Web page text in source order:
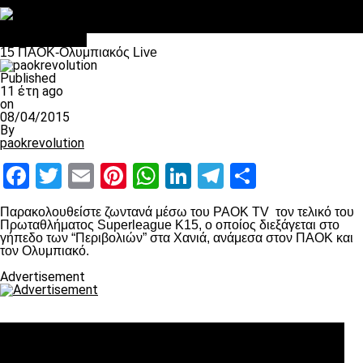
15 ΠΑΟΚ-Ολυμπιακός Live
Published
11 έτη ago
on
08/04/2015
By
paokrevolution
Facebook
Twitter
EmailPinterest
WhatsApp
LinkedIn
Telegram
Παρακολουθείστε ζωντανά μέσω του PAOK TV τον τελικό του
Πρωταθλήματος Superleague Κ15, ο οποίος διεξάγεται στο
γήπεδο των “Περιβολιών” στα Χανιά, ανάμεσα στον ΠΑΟΚ και
τον Ολυμπιακό.
Advertisement